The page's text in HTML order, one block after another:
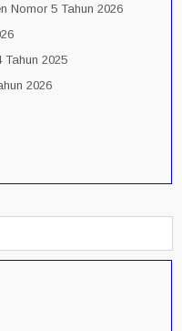
Nomor 5 Tahun 2026
Tahun 2025
2026